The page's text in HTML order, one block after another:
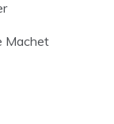
Machet